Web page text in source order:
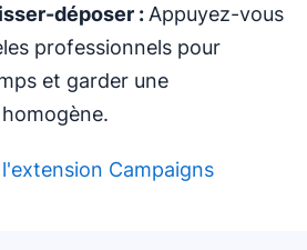
déposer : Appuyez-vous
professionnels pour
et garder une
Campaigns